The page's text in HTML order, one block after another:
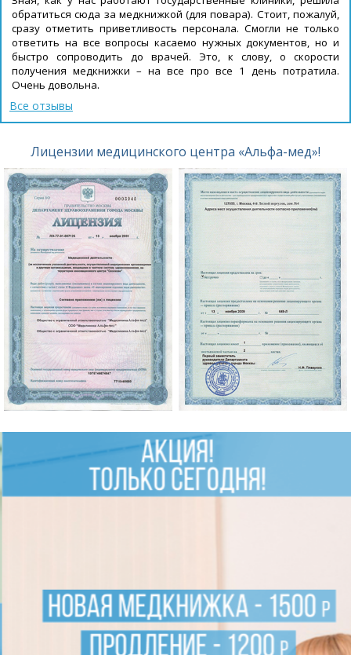
обратиться сюда за медкнижкой (для повара). Стоит, пожалуй,
сразу отметить приветливость персонала. Смогли не только
ответить на все вопросы касаемо нужных документов, но и
быстро сопроводить до врачей. Это, к слову, о скорости
получения медкнижки – на все про все 1 день потратила.
Очень довольна.
Все отзывы
Лицензии медицинского центра «Альфа-мед»!